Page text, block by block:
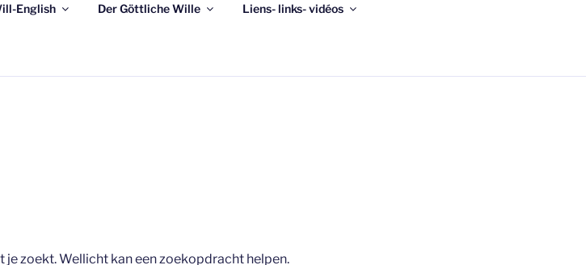
English Der Göttliche Wille Liens- links- vidéos
zoekt. Wellicht kan een zoekopdracht helpen.